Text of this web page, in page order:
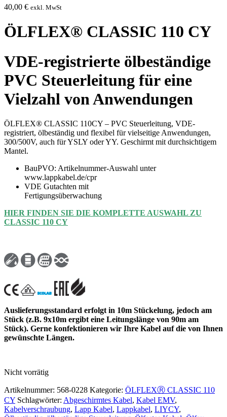
40,00 € exkl. MwSt
ÖLFLEX® CLASSIC 110 CY
VDE-registrierte ölbeständige
PVC Steuerleitung für eine
Vielzahl von Anwendungen
ÖLFLEX® CLASSIC 110CY – PVC Steuerleitung, VDE-
registriert, ölbeständig und flexibel für vielseitige Anwendungen,
300/500V, auch für YSLY oder YY. Geschirmt mit durchsichtigem
Mantel.
BauPVO: Artikelnummer-Auswahl unter
www.lappkabel.de/cpr
VDE Gutachten mit
Fertigungsüberwachung
HIER FINDEN SIE DIE KOMPLETTE AUSWAHL ZU
CLASSIC 110 CY
Auslieferungsstandard erfolgt in 10m Stückelung, jedoch am
Stück (z.B. 9x10m ergibt eine Leitungslänge von 90m am
Stück). Gerne konfektionieren wir Ihre Kabel auf die von Ihnen
gewünschte Längen.
Nicht vorrätig
Artikelnummer: 568-0228 Kategorie: ÖLFLEXⓇ CLASSIC 110
CY Schlagwörter: Abgeschirmtes Kabel, Kabel EMV,
Kabelverschraubung, Lapp Kabel, Lappkabel, LIYCY,